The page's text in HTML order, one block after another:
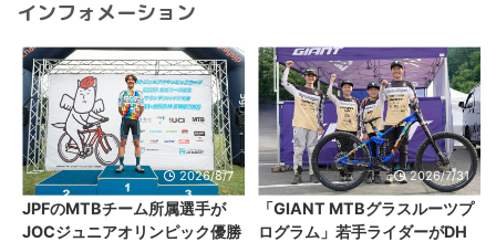
インフォメーション
2026/8/7
JPFのMTBチーム所属選手が
JOCジュニアオリンピック優勝
2026/7/31
「GIANT MTBグラスルーツプ
ログラム」若手ライダーがDH